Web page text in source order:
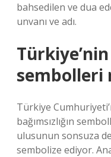
bahsedilen ve dua
unvanı ve adı.
Türkiye’nin
sembolleri
Türkiye
bağımsızlığın
ulusunun sonsuza
sembolize ediyor.